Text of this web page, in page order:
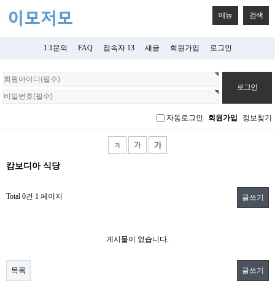
메뉴 검색
1:1문의 FAQ 접속자 13 새글 회원가입 로그인
회
원
로
자동로그인 회원가입 정보찾기
캄보디아 식당
Total 0건 1 페이지 글쓰기
게시물이 없습니다.
목록 글쓰기